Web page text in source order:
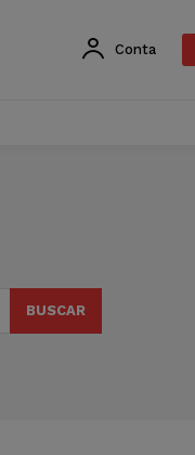
Conta
BUSCAR